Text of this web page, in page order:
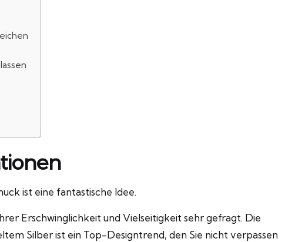
ist eine fantastische Idee.
Erschwinglichkeit und Vielseitigkeit sehr gefragt. Die
Silber ist ein Top-Designtrend, den Sie nicht verpassen